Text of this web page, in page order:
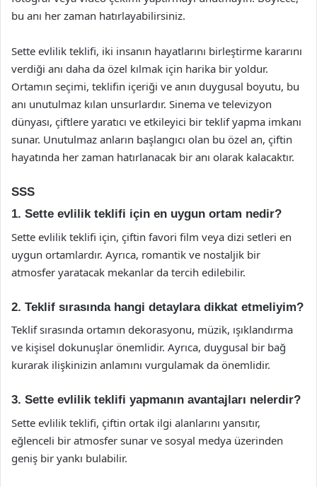
bu anı her zaman hatırlayabilirsiniz.
Sette evlilik teklifi, iki insanın hayatlarını birleştirme kararını
verdiği anı daha da özel kılmak için harika bir yoldur.
Ortamın seçimi, teklifin içeriği ve anın duygusal boyutu, bu
anı unutulmaz kılan unsurlardır. Sinema ve televizyon
dünyası, çiftlere yaratıcı ve etkileyici bir teklif yapma imkanı
sunar. Unutulmaz anların başlangıcı olan bu özel an, çiftin
hayatında her zaman hatırlanacak bir anı olarak kalacaktır.
SSS
1. Sette evlilik teklifi için en uygun ortam nedir?
Sette evlilik teklifi için, çiftin favori film veya dizi setleri en
uygun ortamlardır. Ayrıca, romantik ve nostaljik bir
atmosfer yaratacak mekanlar da tercih edilebilir.
2. Teklif sırasında hangi detaylara dikkat etmeliyim?
Teklif sırasında ortamın dekorasyonu, müzik, ışıklandırma
ve kişisel dokunuşlar önemlidir. Ayrıca, duygusal bir bağ
kurarak ilişkinizin anlamını vurgulamak da önemlidir.
3. Sette evlilik teklifi yapmanın avantajları nelerdir?
Sette evlilik teklifi, çiftin ortak ilgi alanlarını yansıtır,
eğlenceli bir atmosfer sunar ve sosyal medya üzerinden
geniş bir yankı bulabilir.